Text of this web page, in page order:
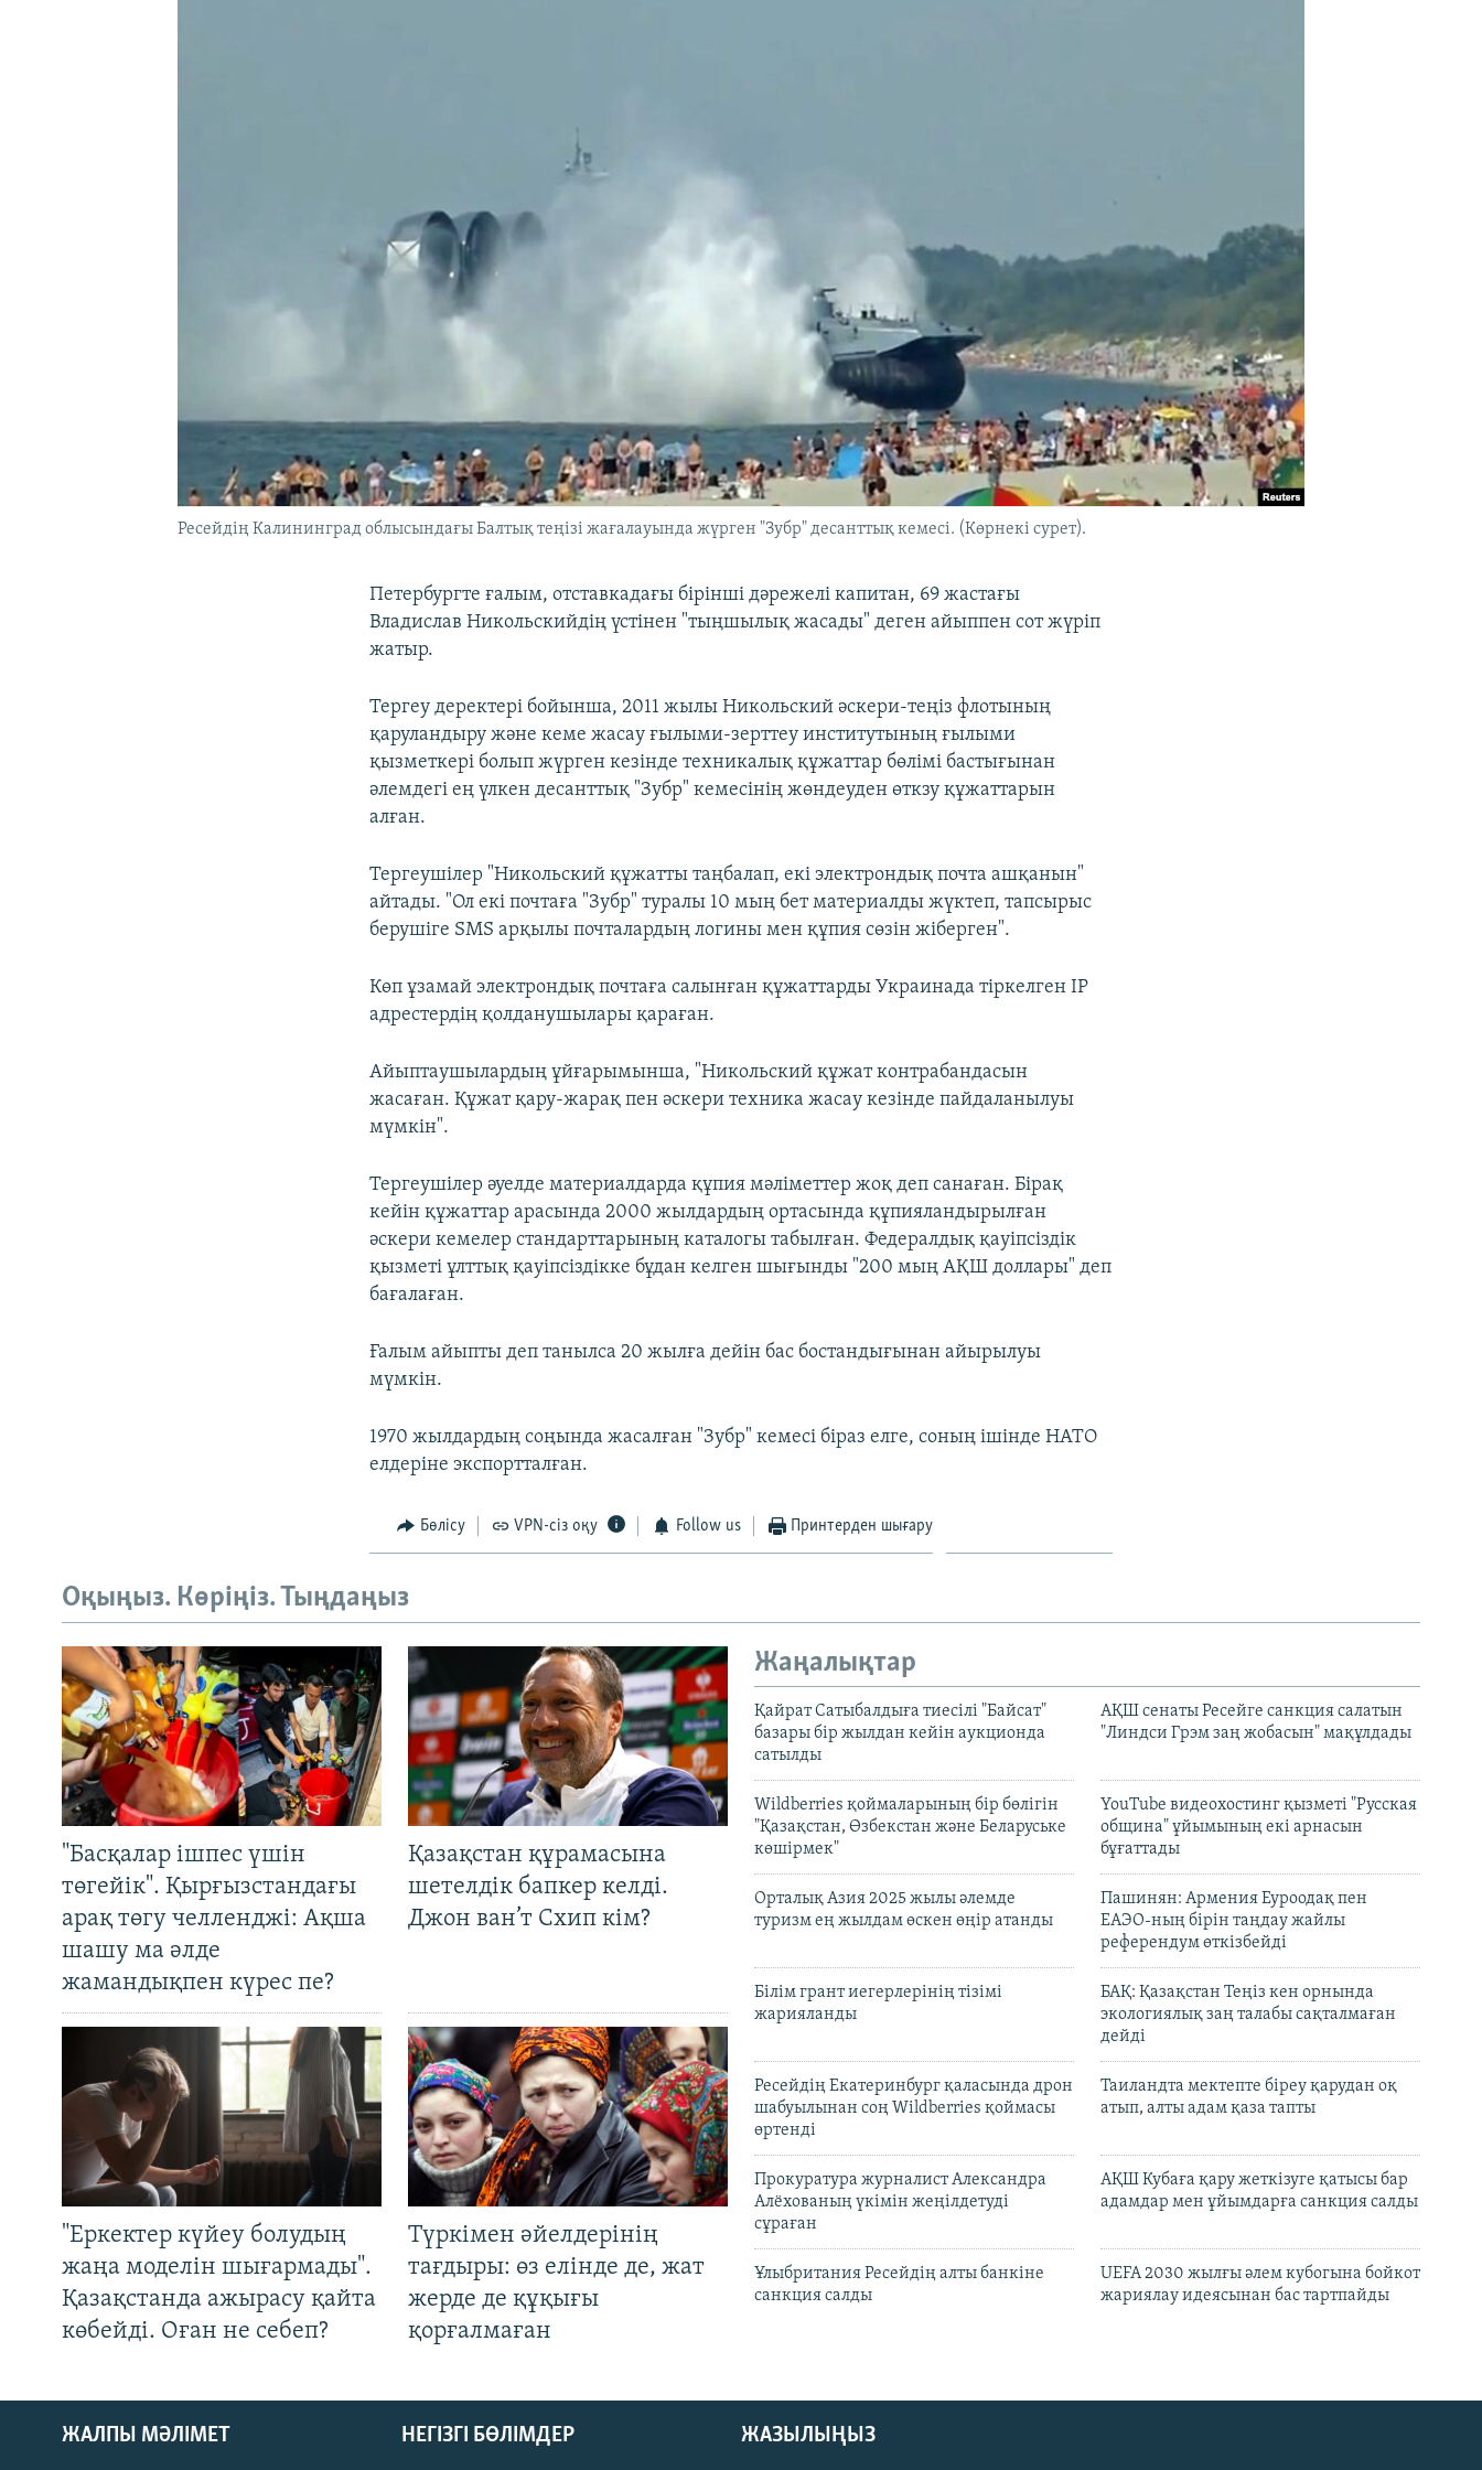
Ресейдің Калининград облысындағы Балтық теңізі жағалауында жүрген "Зубр" десанттық кемесі. (Көрнекі сурет).
Петербургте ғалым, отставкадағы бірінші дәрежелі капитан, 69 жастағы
Владислав Никольскийдің үстінен "тыңшылық жасады" деген айыппен сот жүріп
жатыр.
Тергеу деректері бойынша, 2011 жылы Никольский әскери-теңіз флотының
қаруландыру және кеме жасау ғылыми-зерттеу институтының ғылыми
қызметкері болып жүрген кезінде техникалық құжаттар бөлімі бастығынан
әлемдегі ең үлкен десанттық "Зубр" кемесінің жөндеуден өткзу құжаттарын
алған.
Тергеушілер "Никольский құжатты таңбалап, екі электрондық почта ашқанын"
айтады. "Ол екі почтаға "Зубр" туралы 10 мың бет материалды жүктеп, тапсырыс
берушіге SMS арқылы почталардың логины мен құпия сөзін жіберген".
Көп ұзамай электрондық почтаға салынған құжаттарды Украинада тіркелген IP
адрестердің қолданушылары қараған.
Айыптаушылардың ұйғарымынша, "Никольский құжат контрабандасын
жасаған. Құжат қару-жарақ пен әскери техника жасау кезінде пайдаланылуы
мүмкін".
Тергеушілер әуелде материалдарда құпия мәліметтер жоқ деп санаған. Бірақ
кейін құжаттар арасында 2000 жылдардың ортасында құпияландырылған
әскери кемелер стандарттарының каталогы табылған. Федералдық қауіпсіздік
қызметі ұлттық қауіпсіздікке бұдан келген шығынды "200 мың АҚШ доллары" деп
бағалаған.
Ғалым айыпты деп танылса 20 жылға дейін бас бостандығынан айырылуы
мүмкін.
1970 жылдардың соңында жасалған "Зубр" кемесі біраз елге, соның ішінде НАТО
елдеріне экспортталған.
Бөлісу VPN-сіз оқу Follow us Принтерден шығару
Оқыңыз. Көріңіз. Тыңдаңыз
"Басқалар ішпес үшін
төгейік". Қырғызстандағы
арақ төгу челленджі: Ақша
шашу ма әлде
жамандықпен күрес пе?
Қазақстан құрамасына
шетелдік бапкер келді.
Джон ван’т Схип кім?
"Еркектер күйеу болудың
жаңа моделін шығармады".
Қазақстанда ажырасу қайта
көбейді. Оған не себеп?
Түркімен әйелдерінің
тағдыры: өз елінде де, жат
жерде де құқығы
қорғалмаған
Жаңалықтар
Қайрат Сатыбалдыға тиесілі "Байсат"
базары бір жылдан кейін аукционда
сатылды
АҚШ сенаты Ресейге санкция салатын
"Линдси Грэм заң жобасын" мақұлдады
Wildberries қоймаларының бір бөлігін
"Қазақстан, Өзбекстан және Беларуське
көшірмек"
YouTube видеохостинг қызметі "Русская
община" ұйымының екі арнасын
бұғаттады
Орталық Азия 2025 жылы әлемде
туризм ең жылдам өскен өңір атанды
Пашинян: Армения Еуроодақ пен
ЕАЭО-ның бірін таңдау жайлы
референдум өткізбейді
Білім грант иегерлерінің тізімі
жарияланды
БАҚ: Қазақстан Теңіз кен орнында
экологиялық заң талабы сақталмаған
дейді
Ресейдің Екатеринбург қаласында дрон
шабуылынан соң Wildberries қоймасы
өртенді
Таиландта мектепте біреу қарудан оқ
атып, алты адам қаза тапты
Прокуратура журналист Александра
Алёхованың үкімін жеңілдетуді
сұраған
АҚШ Кубаға қару жеткізуге қатысы бар
адамдар мен ұйымдарға санкция салды
Ұлыбритания Ресейдің алты банкіне
санкция салды
UEFA 2030 жылғы әлем кубогына бойкот
жариялау идеясынан бас тартпайды
ЖАЗЫЛЫҢЫЗ
ЖАЛПЫ МӘЛІМЕТ НЕГІЗГІ БӨЛІМДЕР